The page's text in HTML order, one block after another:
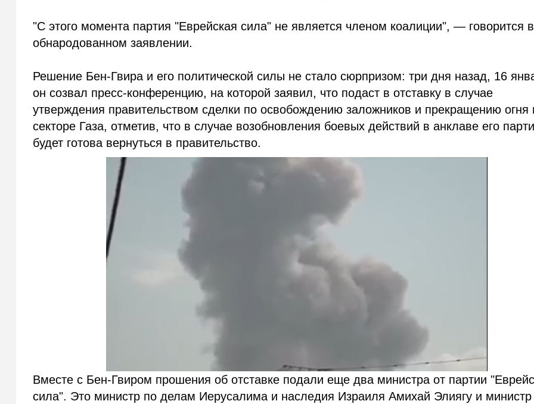
"С этого момента партия "Еврейская сила" не является членом коалиции", — говорится в
обнародованном заявлении.
Решение Бен-Гвира и его политической силы не стало сюрпризом: три дня назад, 16
он созвал пресс-конференцию, на которой заявил, что подаст в отставку в случае
утверждения правительством сделки по освобождению заложников и прекращению огня
секторе Газа, отметив, что в случае возобновления боевых действий в анклаве его
будет готова вернуться в правительство.
Вместе с Бен-Гвиром прошения об отставке подали еще два министра от партии
сила". Это министр по делам Иерусалима и наследия Израиля Амихай Элиягу и министр